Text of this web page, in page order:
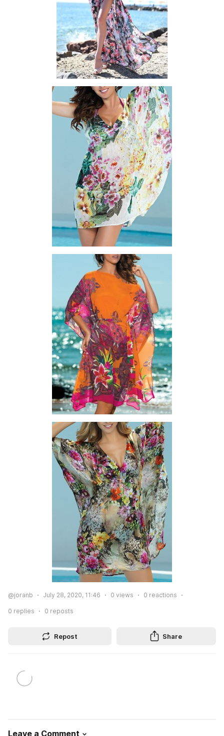
@joranb July 28, 2020, 11:46 0 views 0 reactions
0 replies 0 reposts
Repost Share
Leave a Comment